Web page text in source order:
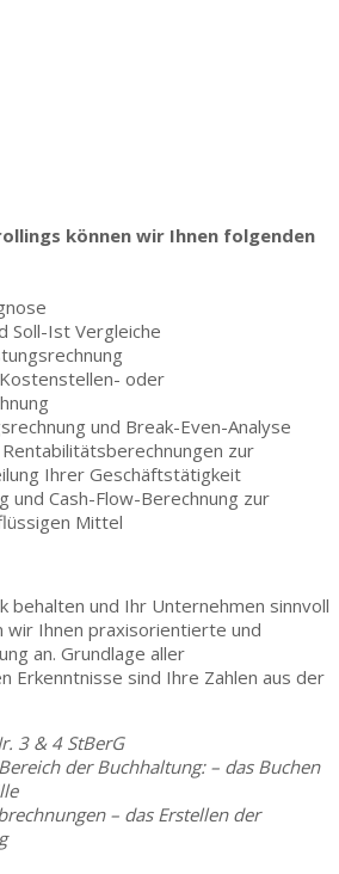
können wir Ihnen folgenden
Soll-Ist Vergleiche
oder
und Break-Even-Analyse
zur
Ihrer Geschäftstätigkeit
und Cash-Flow-Berechnung zur
Mittel
behalten und Ihr Unternehmen sinnvoll
wir Ihnen praxisorientierte und
an. Grundlage aller
Erkenntnisse sind Ihre Zahlen aus der
3 & 4 StBerG
der Buchhaltung: – das Buchen
– das Erstellen der